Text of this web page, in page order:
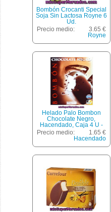
Bombón Crocanti Special
Soja Sin Lactosa Royne 6
Ud.
Precio medio:
3.65 €
Royne
Helado Palo Bombon
Chocolate Negro,
Hacendado, Caja 4 U -
480 Cc
Precio medio:
1.65 €
Hacendado